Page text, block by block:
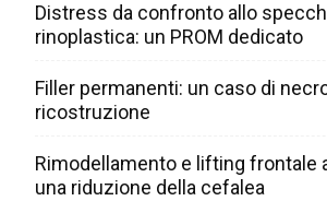
Distress da confronto allo
rinoplastica: un PROM dedicato
Filler permanenti: un caso di
ricostruzione
Rimodellamento e lifting frontale
una riduzione della cefalea